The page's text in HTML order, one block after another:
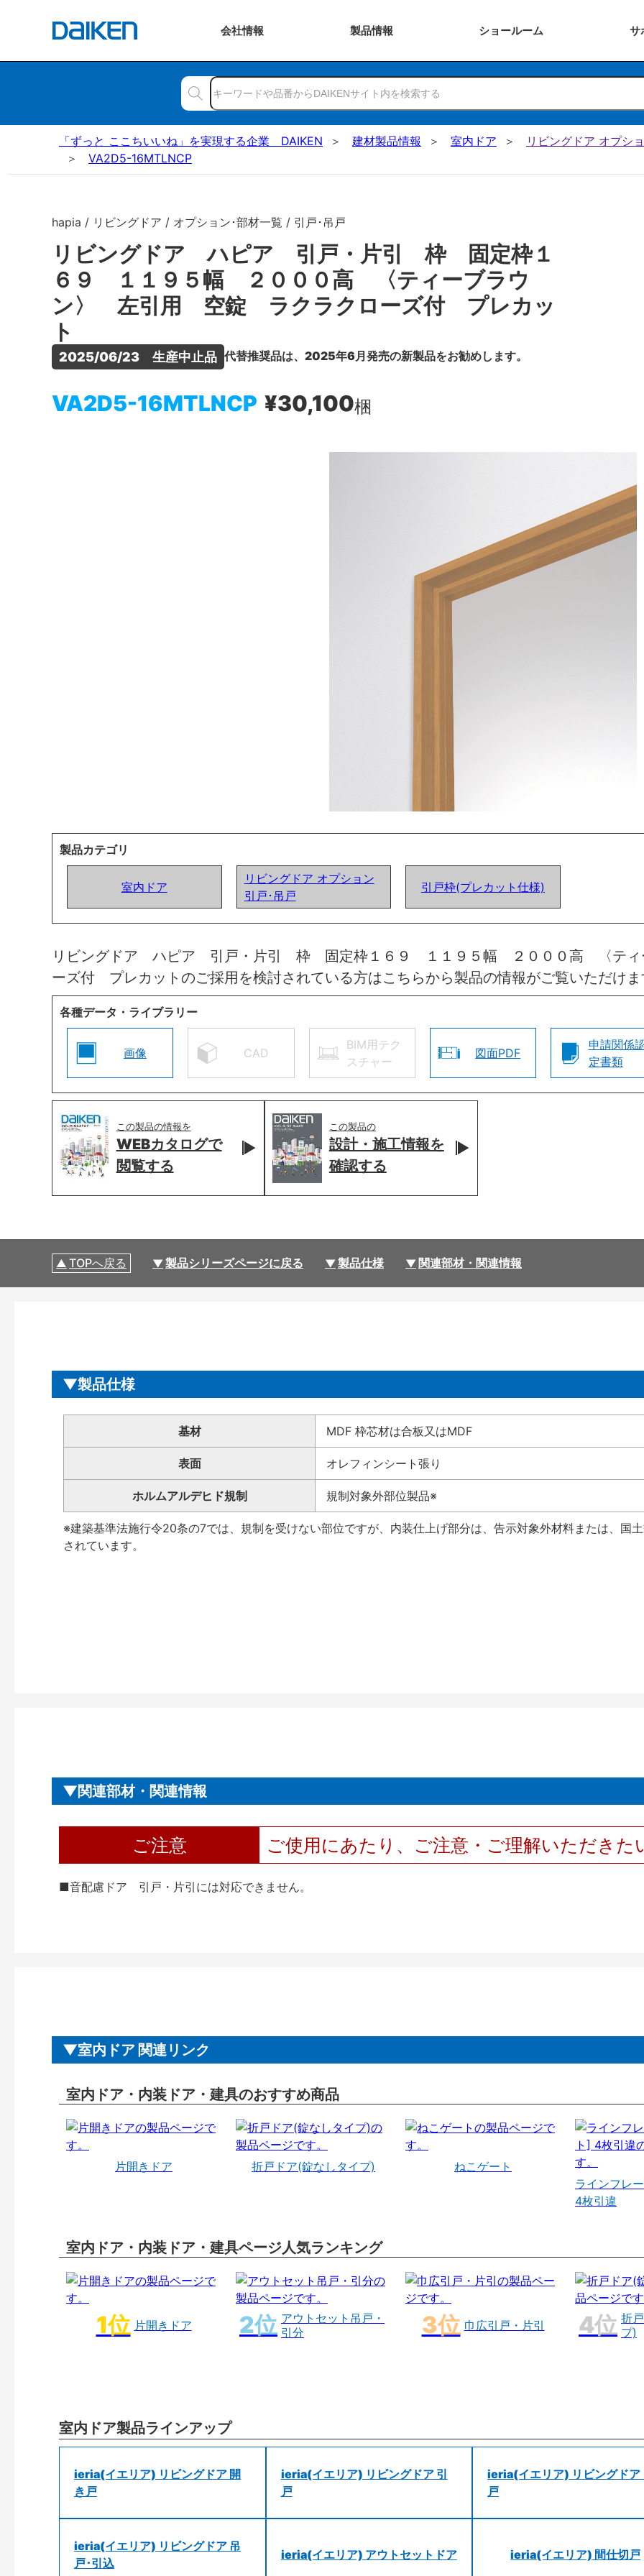
会社情報 製品情報 ショールーム サ
「ずっと ここちいいね」を実現する企業 DAIKEN 建材製品情報 室内ドア
リビングドア オプシ
VA2D5-16MTLNCP
hapia / リビングドア / オプション･部材一覧 / 引戸･吊戸
リビングドア ハピア 引戸・片引 枠 固定枠１
６９ １１９５幅 ２０００高 〈ティーブラウ
ン〉 左引用 空錠 ラクラクローズ付 プレカッ
ト
2025/06/23　生産中止品 代替推奨品は、2025年6月発売の新製品をお勧めします。
VA2D5-16MTLNCP ¥30,100梱
製品カテゴリ
室内ドア
リビングドア オプション
引戸･吊戸
引戸枠(プレカット仕様)
リビングドア ハピア 引戸・片引 枠 固定枠１６９ １１９５幅 ２０００高 〈テ
ーズ付 プレカットのご採用を検討されている方はこちらから製品の情報がご覧いただけま
各種データ・ライブラリー
画像 CAD
BIM用テク
スチャー
図面PDF
申請関係
定書類
この製品の情報を
WEBカタログで
閲覧する
この製品の
設計・施工情報を
確認する
TOPへ戻る 製品シリーズページに戻る 製品仕様 関連部材・関連情報
製品仕様
基材 MDF 枠芯材は合板又はMDF
表面 オレフィンシート張り
ホルムアルデヒド規制 規制対象外部位製品※
※建築基準法施行令20条の7では、規制を受けない部位ですが、内装仕上げ部分は、告示対象外材料または
されています。
関連部材・関連情報
ご注意 ご使用にあたり、ご注意・ご理解いただきた
■音配慮ドア 引戸・片引には対応できません。
室内ドア 関連リンク
室内ドア・内装ドア・建具のおすすめ商品
片開きドア 折戸ドア(錠なしタイプ)
ねこゲート
ラインフレ
4枚引違
室内ドア・内装ドア・建具ページ人気ランキング
片開きドア
アウトセット吊戸・
引分
巾広引戸・片引
折
プ)
室内ドア製品ラインアップ
ieria(イエリア) リビングドア 開
き戸
ieria(イエリア) リビングドア 引
戸
ieria(イエリア) リビングドア
戸
ieria(イエリア) リビングドア 吊
戸･引込
ieria(イエリア) アウトセットドア ieria(イエリア) 間仕切戸